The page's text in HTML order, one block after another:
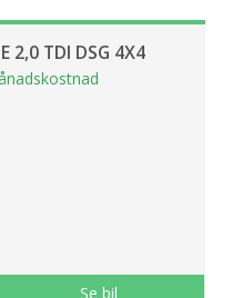
2,0 TDI DSG 4X4
Se bil